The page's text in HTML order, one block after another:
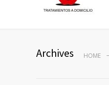
Archives HOME